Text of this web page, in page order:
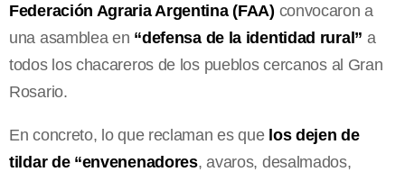
Federación Agraria Argentina (FAA) convocaron a
una asamblea en “defensa de la identidad rural” a
todos los chacareros de los pueblos cercanos al Gran
Rosario.
En concreto, lo que reclaman es que los dejen de
tildar de “envenenadores, avaros, desalmados,